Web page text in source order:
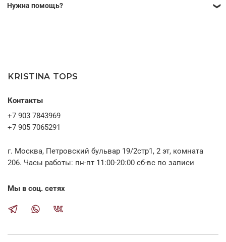
вашей фигуры. Мы можем изменить длину изделия,
KRISTINA TOPS
Контакты
+7 903 7843969
+7 905 7065291
г. Москва, Петровский бульвар 19/2стр1, 2 эт, комната
206. Часы работы: пн-пт 11:00-20:00 сб-вс по записи
Мы в соц. сетях